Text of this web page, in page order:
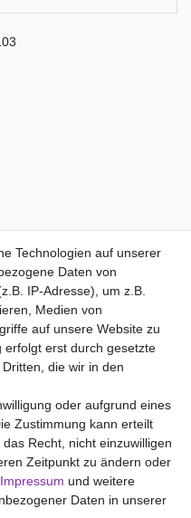
(Stufe 1), Handwarm
Samstags)
Versand
AGB
Technologien auf unserer
Daten von
IP-Adresse), um z.B.
Medien von
auf unsere Website zu
erfolgt erst durch gesetzte
die wir in den
oder aufgrund eines
Zustimmung kann erteilt
Recht, nicht einzuwilligen
Zeitpunkt zu ändern oder
Impressum und weitere
Daten in unserer